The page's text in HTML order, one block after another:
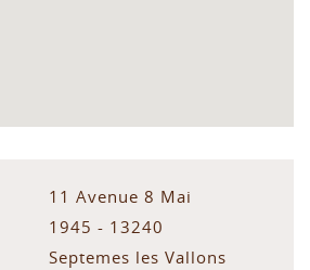
11 Avenue 8 Mai
1945 - 13240
Septemes les Vallons